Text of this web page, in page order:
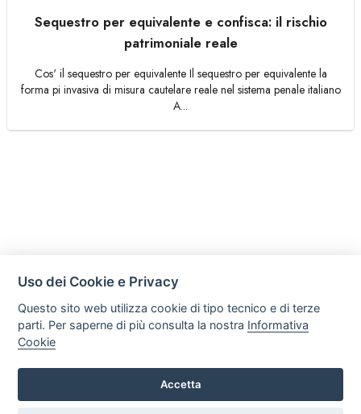
Sequestro per equivalente e confisca: il rischio
patrimoniale reale
Cos' il sequestro per equivalente Il sequestro per equivalente la
forma pi invasiva di misura cautelare reale nel sistema penale italiano
A...
Uso dei Cookie e Privacy
Questo sito web utilizza cookie di tipo tecnico e di terze
parti. Per saperne di più consulta la nostra Informativa
Cookie
Accetta